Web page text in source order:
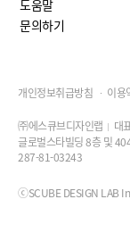
도움말
문의하기
개인정보취급방침 이용
㈜에스큐브디자인랩 대
글로벌스타빌딩 8층 및
287-81-03243
ⓒSCUBE DESIGN LAB